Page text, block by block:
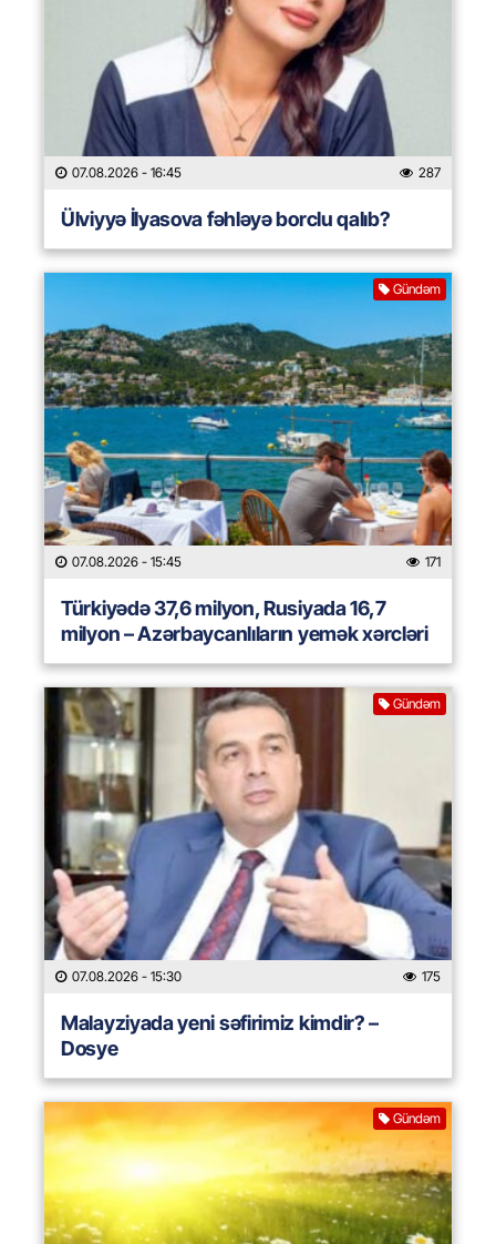
07.08.2026 - 16:45 287
Ülviyyə İlyasova fəhləyə borclu qalıb?
Gündəm
07.08.2026 - 15:45 171
Türkiyədə 37,6 milyon, Rusiyada 16,7
milyon – Azərbaycanlıların yemək xərcləri
Gündəm
07.08.2026 - 15:30 175
Malayziyada yeni səfirimiz kimdir? –
Dosye
Gündəm